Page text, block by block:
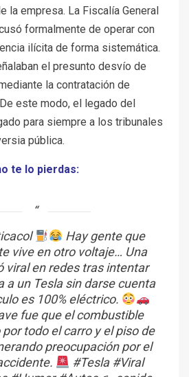
la empresa. La Fiscalía General
formalmente de operar con
ilícita de forma sistemática.
el presunto desvío de
la contratación de
este modo, el legado del
para siempre a los tribunales
pública.
te lo pierdas:
Hay gente que
vive en otro voltaje… Una
viral en redes tras intentar
a un Tesla sin darse cuenta
es 100% eléctrico.
fue que el combustible
todo el carro y el piso de
preocupación por el
#Tesla #Viral